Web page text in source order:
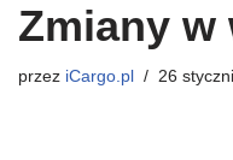
Zmiany w
przez iCargo.pl 26